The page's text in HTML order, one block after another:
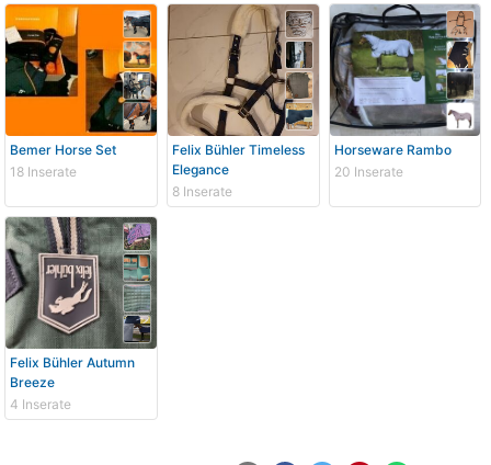
Bemer Horse Set
18 Inserate
Felix Bühler Timeless
Elegance
8 Inserate
Horseware Rambo
20 Inserate
Felix Bühler Autumn
Breeze
4 Inserate